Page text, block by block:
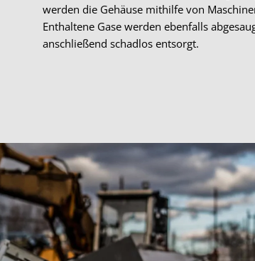
werden die Gehäuse mithilfe von
Enthaltene Gase werden ebenfalls
anschließend schadlos entsorgt.